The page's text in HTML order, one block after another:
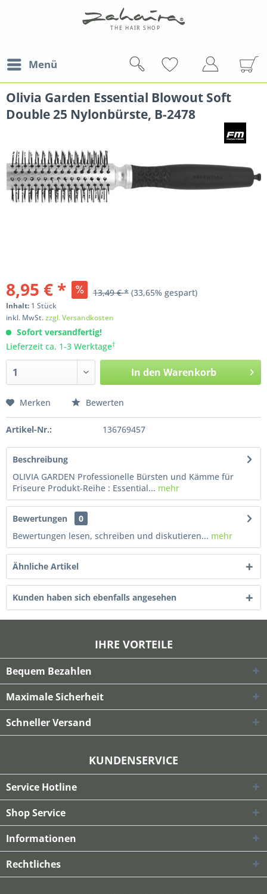
Menü
Olivia Garden Essential Blowout Soft
Double 25 Nylonbürste, B-2478
8,95 € * 13,49 € * (33,65% gespart)
Inhalt: 1 Stück
inkl. MwSt.zzgl. Versandkosten
Sofort versandfertig!
Lieferzeit ca. 1-3 Werktage†
In den Warenkorb
Merken Bewerten
Artikel-Nr.: 136769457
Beschreibung
OLIVIA GARDEN Professionelle Bürsten und Kämme für
Friseure Produkt-Reihe : Essential... mehr
Bewertungen
0
Bewertungen lesen, schreiben und diskutieren... mehr
Ähnliche Artikel
Kunden haben sich ebenfalls angesehen
IHRE VORTEILE
Bequem Bezahlen
Maximale Sicherheit
Schneller Versand
KUNDENSERVICE
Service Hotline
Shop Service
Informationen
Rechtliches